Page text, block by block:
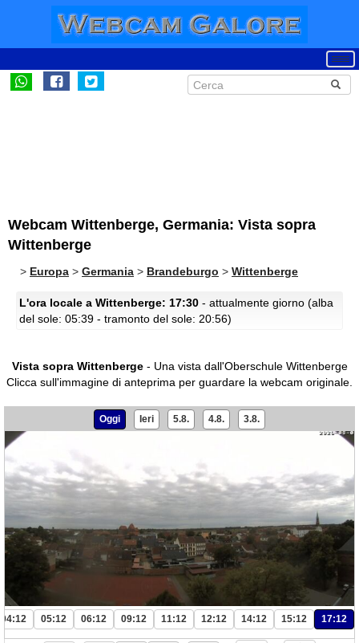
Webcam Wittenberge, Germania: Vista sopra
Wittenberge
> Europa > Germania > Brandeburgo > Wittenberge
L'ora locale a Wittenberge: 17:30 - attualmente giorno (alba
del sole: 05:39 - tramonto del sole: 20:56)
Vista sopra Wittenberge- Una vista dall'Oberschule Wittenberge
Clicca sull'immagine di anteprima per guardare la webcam originale.
Oggi Ieri 5.8. 4.8. 3.8.
04:12 05:12 06:12 09:12 11:12 12:12 14:12 15:12 17:12